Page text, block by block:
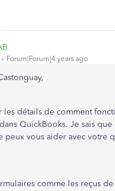
Forum|Forum|4 years ago
les détails de comment
QuickBooks. Je sais
peux vous aider avec
comme les reçus